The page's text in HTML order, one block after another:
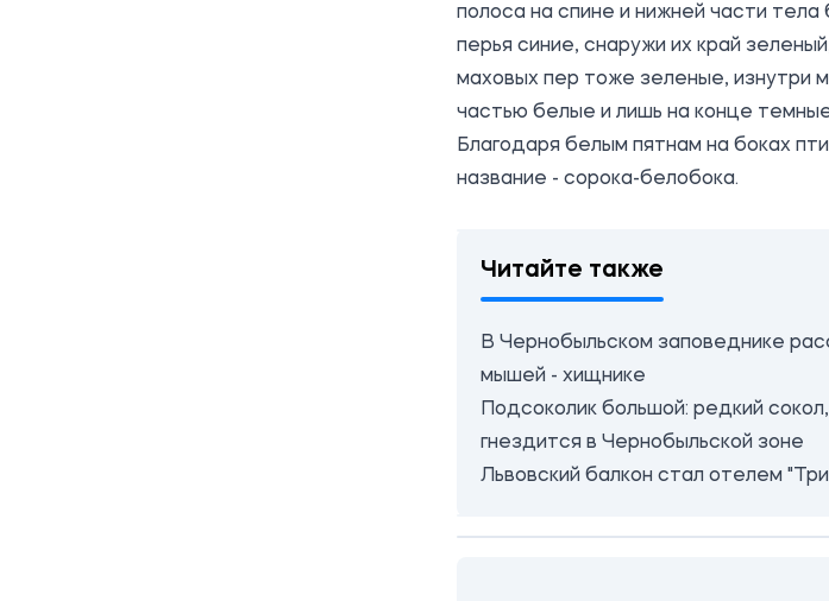
полоса на спине и нижней части
перья синие, снаружи их край
маховых пер тоже зеленые, изнутри
частью белые и лишь на конце
Благодаря белым пятнам на боках
название - сорока-белобока.
Читайте также
В Чернобыльском заповеднике
мышей - хищнике
Подсоколик большой: редкий
гнездится в Чернобыльской зоне
Львовский балкон стал отелем